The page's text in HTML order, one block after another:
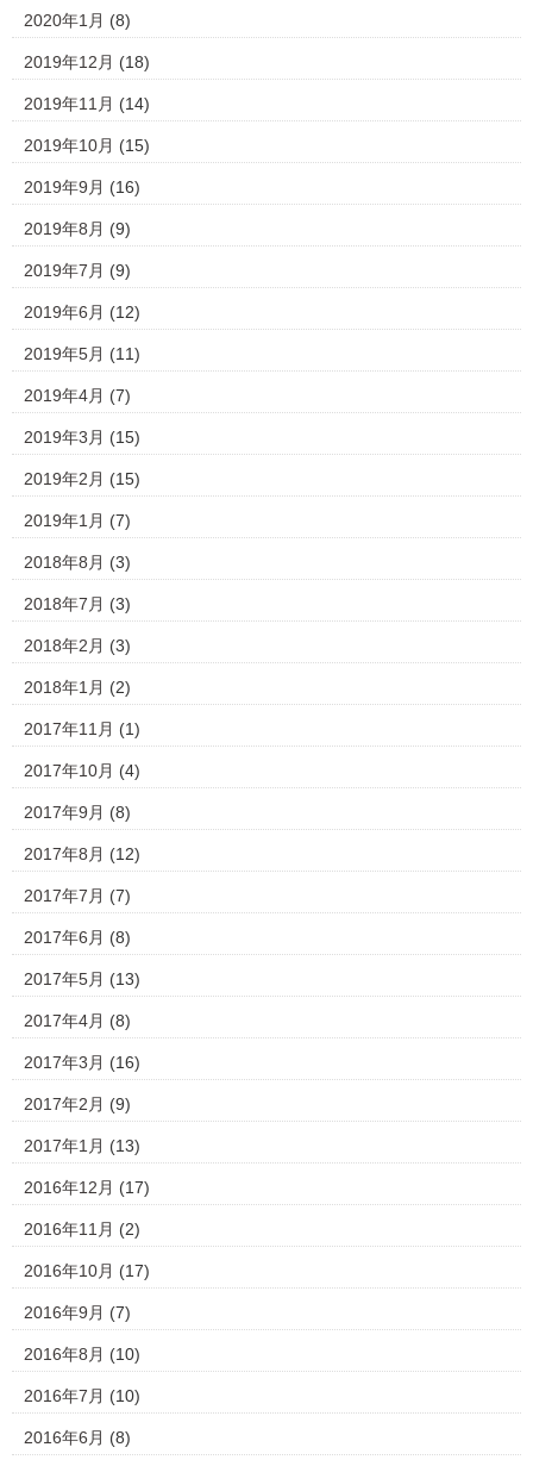
2020年1月 (8)
2019年12月 (18)
2019年11月 (14)
2019年10月 (15)
2019年9月 (16)
2019年8月 (9)
2019年7月 (9)
2019年6月 (12)
2019年5月 (11)
2019年4月 (7)
2019年3月 (15)
2019年2月 (15)
2019年1月 (7)
2018年8月 (3)
2018年7月 (3)
2018年2月 (3)
2018年1月 (2)
2017年11月 (1)
2017年10月 (4)
2017年9月 (8)
2017年8月 (12)
2017年7月 (7)
2017年6月 (8)
2017年5月 (13)
2017年4月 (8)
2017年3月 (16)
2017年2月 (9)
2017年1月 (13)
2016年12月 (17)
2016年11月 (2)
2016年10月 (17)
2016年9月 (7)
2016年8月 (10)
2016年7月 (10)
2016年6月 (8)